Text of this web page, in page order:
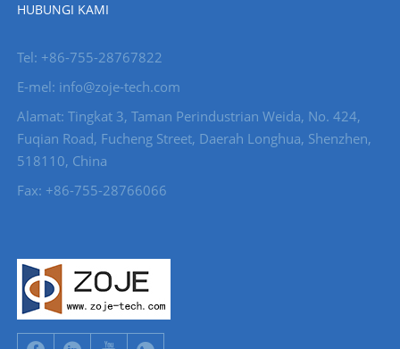
HUBUNGI KAMI
Tel: +86-755-28767822
E-mel: info@zoje-tech.com
Alamat: Tingkat 3, Taman Perindustrian Weida, No. 424,
Fuqian Road, Fucheng Street, Daerah Longhua, Shenzhen,
518110, China
Fax: +86-755-28766066